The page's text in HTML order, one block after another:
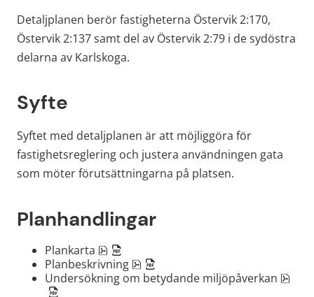
Detaljplanen berör fastigheterna Östervik 2:170,
Östervik 2:137 samt del av Östervik 2:79 i de sydöstra
delarna av Karlskoga.
Syfte
Syftet med detaljplanen är att möjliggöra för
fastighetsreglering och justera användningen gata
som möter förutsättningarna på platsen.
Planhandlingar
Plankarta
pdf, 372.9 kB, öppnas i nytt fönster.
Planbeskrivning
pdf, 5 MB, öppnas i nytt fönster.
Undersökning om betydande miljöpåverkan